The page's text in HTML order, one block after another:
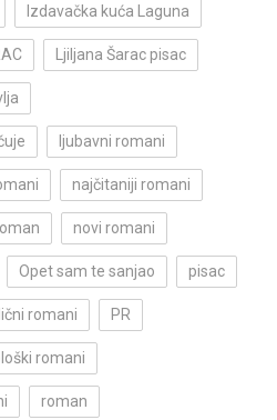
Izdavačka kuća Laguna
Ljiljana Šarac pisac
ljubavni romani
najčitaniji romani
novi romani
Opet sam te sanjao pisac
romani PR
romani
roman